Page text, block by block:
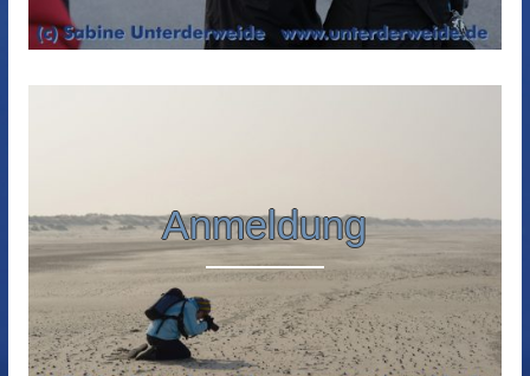
Anmeldung